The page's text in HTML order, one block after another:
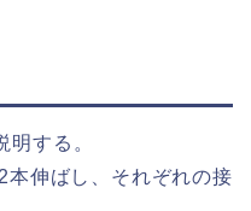
明する。
本伸ばし、それぞれの接